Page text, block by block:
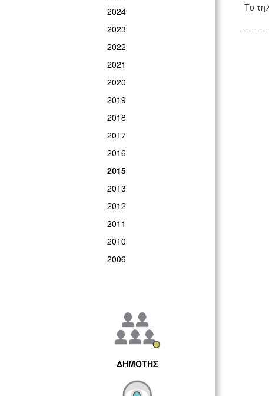
2024
2023
2022
2021
2020
2019
2018
2017
2016
2015
2013
2012
2011
2010
2006
ΔΗΜΟΤΗΣ
Το